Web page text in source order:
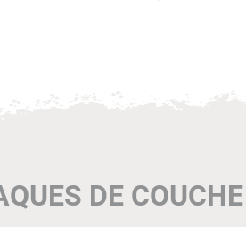
DE